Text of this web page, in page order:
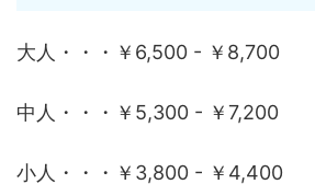
大人・・・￥6,500 - ￥8,700
中人・・・￥5,300 - ￥7,200
小人・・・￥3,800 - ￥4,400